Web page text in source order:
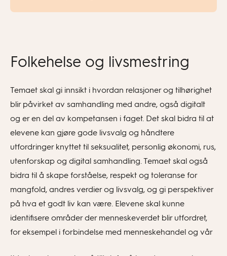
Folkehelse og livsmestring
Temaet skal gi innsikt i hvordan relasjoner og tilhørighet
blir påvirket av samhandling med andre, også digitalt
og er en del av kompetansen i faget. Det skal bidra til at
elevene kan gjøre gode livsvalg og håndtere
utfordringer knyttet til seksualitet, personlig økonomi, rus,
utenforskap og digital samhandling. Temaet skal også
bidra til å skape forståelse, respekt og toleranse for
mangfold, andres verdier og livsvalg, og gi perspektiver
på hva et godt liv kan være. Elevene skal kunne
identifisere områder der menneskeverdet blir utfordret,
for eksempel i forbindelse med menneskehandel og vår